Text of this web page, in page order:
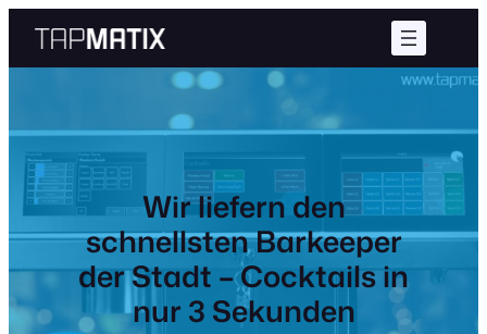
Inhalt
springen
Wir liefern den
schnellsten Barkeeper
der Stadt – Cocktails in
nur 3 Sekunden